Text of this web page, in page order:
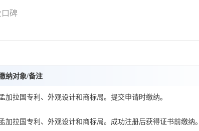
口碑
纳对象/备注
加拉国专利、外观设计和商标局。提交申请时缴纳。
加拉国专利、外观设计和商标局。成功注册后获得证书前缴纳。